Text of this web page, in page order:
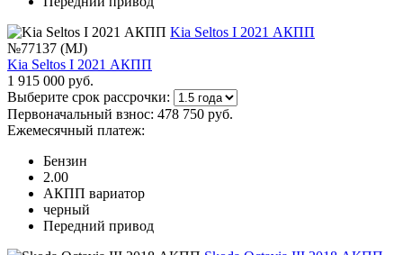
Kia Seltos I 2021 АКПП
№77137 (MJ)
Kia Seltos I 2021 АКПП
1 915 000 руб.
Выберите срок рассрочки:
Первоначальный взнос: 478 750 руб.
Ежемесячный платеж:
Бензин
2.00
АКПП вариатор
черный
Передний привод